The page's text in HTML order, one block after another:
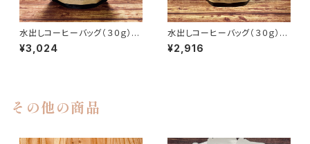
水出しコーヒーバッグ（３０ｇ）×
６個入 インド モンスーン マラ
バールAA
¥3,024
水出しコーヒーバッグ（３０ｇ）×
６個入 コロンビア ウイラ Ｑグ
レード スプレモ
¥2,916
その他の商品